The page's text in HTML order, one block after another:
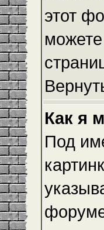
этот
Как я
Под